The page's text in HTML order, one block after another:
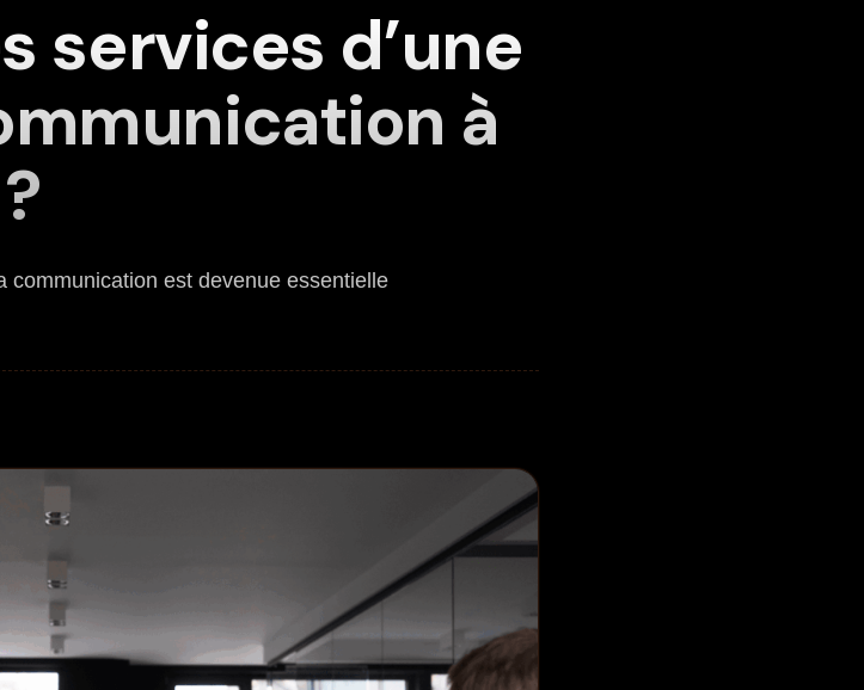
services d’une
à
communication est devenue essentielle